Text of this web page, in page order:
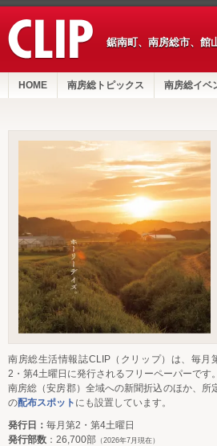
鋸南町、南房総市、館
HOME 南房総トピックス 南房総イベ
南房総生活情報誌CLIP（クリップ）は、毎月
2・第4土曜日に発行されるフリーペーパーです。
南房総（安房郡）全域への新聞折込のほか、所
の配布スポット にも設置しています。
発行日： 毎月第2・第4土曜日
発行部数 ：26,700部 （2026年7月現在）